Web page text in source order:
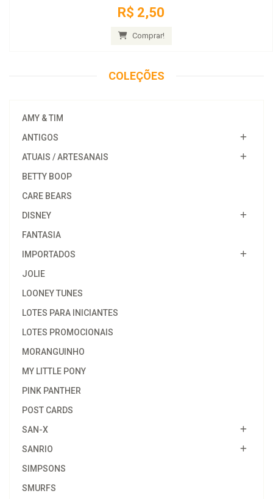
R$ 2,50
Comprar!
COLEÇÕES
AMY & TIM
ANTIGOS
ATUAIS / ARTESANAIS
BETTY BOOP
CARE BEARS
DISNEY
FANTASIA
IMPORTADOS
JOLIE
LOONEY TUNES
LOTES PARA INICIANTES
LOTES PROMOCIONAIS
MORANGUINHO
MY LITTLE PONY
PINK PANTHER
POST CARDS
SAN-X
SANRIO
SIMPSONS
SMURFS